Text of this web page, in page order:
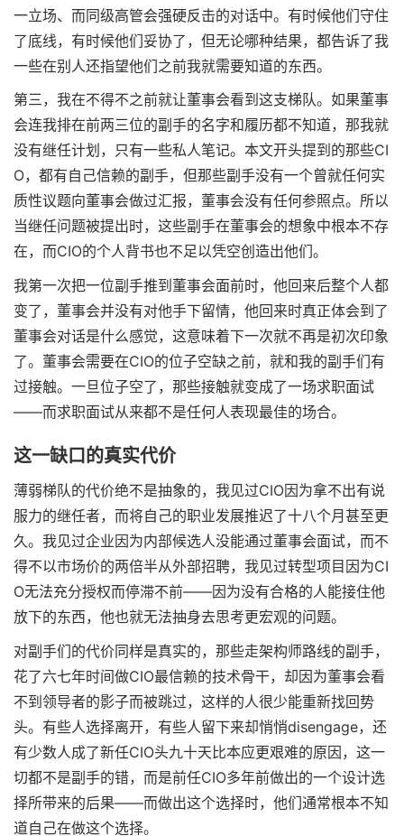
一立场、而同级高管会强硬反击的对话中。有时候他们守住
了底线，有时候他们妥协了，但无论哪种结果，都告诉了我
一些在别人还指望他们之前我就需要知道的东西。
第三，我在不得不之前就让董事会看到这支梯队。如果董事
会连我排在前两三位的副手的名字和履历都不知道，那我就
没有继任计划，只有一些私人笔记。本文开头提到的那些CI
O，都有自己信赖的副手，但那些副手没有一个曾就任何实
质性议题向董事会做过汇报，董事会没有任何参照点。所以
当继任问题被提出时，这些副手在董事会的想象中根本不存
在，而CIO的个人背书也不足以凭空创造出他们。
我第一次把一位副手推到董事会面前时，他回来后整个人都
变了，董事会并没有对他手下留情，他回来时真正体会到了
董事会对话是什么感觉，这意味着下一次就不再是初次印象
了。董事会需要在CIO的位子空缺之前，就和我的副手们有
过接触。一旦位子空了，那些接触就变成了一场求职面试
——而求职面试从来都不是任何人表现最佳的场合。
这一缺口的真实代价
薄弱梯队的代价绝不是抽象的，我见过CIO因为拿不出有说
服力的继任者，而将自己的职业发展推迟了十八个月甚至更
久。我见过企业因为内部候选人没能通过董事会面试，而不
得不以市场价的两倍半从外部招聘，我见过转型项目因为CI
O无法充分授权而停滞不前——因为没有合格的人能接住他
放下的东西，他也就无法抽身去思考更宏观的问题。
对副手们的代价同样是真实的，那些走架构师路线的副手，
花了六七年时间做CIO最信赖的技术骨干，却因为董事会看
不到领导者的影子而被跳过，这样的人很少能重新找回势
头。有些人选择离开，有些人留下来却悄悄disengage，还
有少数人成了新任CIO头九十天比本应更艰难的原因，这一
切都不是副手的错，而是前任CIO多年前做出的一个设计选
择所带来的后果——而做出这个选择时，他们通常根本不知
道自己在做这个选择。